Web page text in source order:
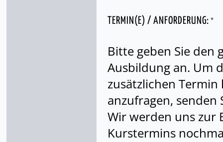
TERMIN(E) / ANFORDERUNG: *
Bitte geben Sie den
Ausbildung an. Um
zusätzlichen
anzufragen, senden
Wir werden uns zur
Kurstermins